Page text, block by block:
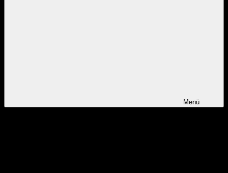
Menü